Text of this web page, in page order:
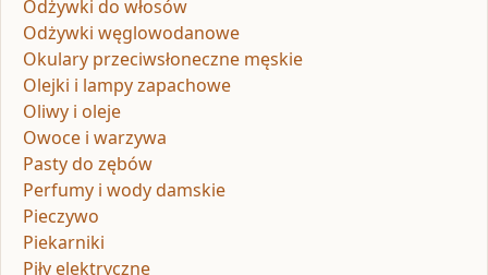
Odżywki do włosów
Odżywki węglowodanowe
Okulary przeciwsłoneczne męskie
Olejki i lampy zapachowe
Oliwy i oleje
Owoce i warzywa
Pasty do zębów
Perfumy i wody damskie
Pieczywo
Piekarniki
Piły elektryczne